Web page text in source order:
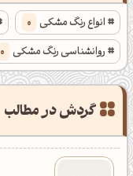
انواع رنگ مشکی 0
روانشناسی رنگ مشکی 0
گردش در مطالب